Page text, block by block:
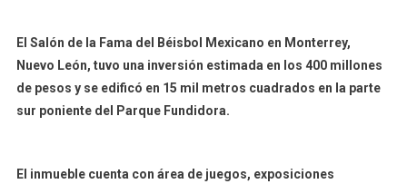
El Salón de la Fama del Béisbol Mexicano en Monterrey,
Nuevo León, tuvo una inversión estimada en los 400 millones
de pesos y se edificó en 15 mil metros cuadrados en la parte
sur poniente del Parque Fundidora.
El inmueble cuenta con área de juegos, exposiciones